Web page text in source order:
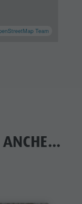
Team
ANCHE...